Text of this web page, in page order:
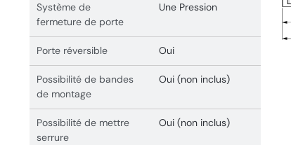
Système de
fermeture de porte
Une Pression
Porte réversible Oui
Possibilité de bandes
de montage
Oui (non inclus)
Possibilité de mettre
serrure
Oui (non inclus)